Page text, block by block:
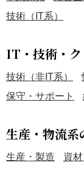
技術（IT系）
IT・技術・ク
技術（非IT系）
保守・サポート
生産・物流系
生産・製造 資